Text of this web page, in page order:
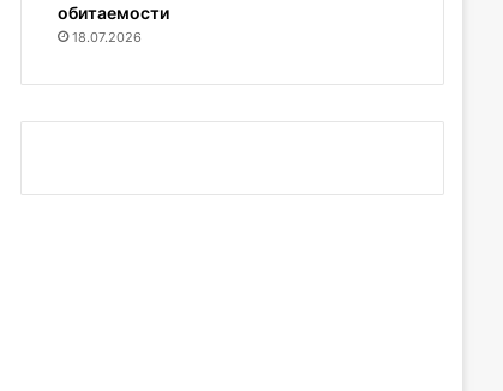
обитаемости
18.07.2026